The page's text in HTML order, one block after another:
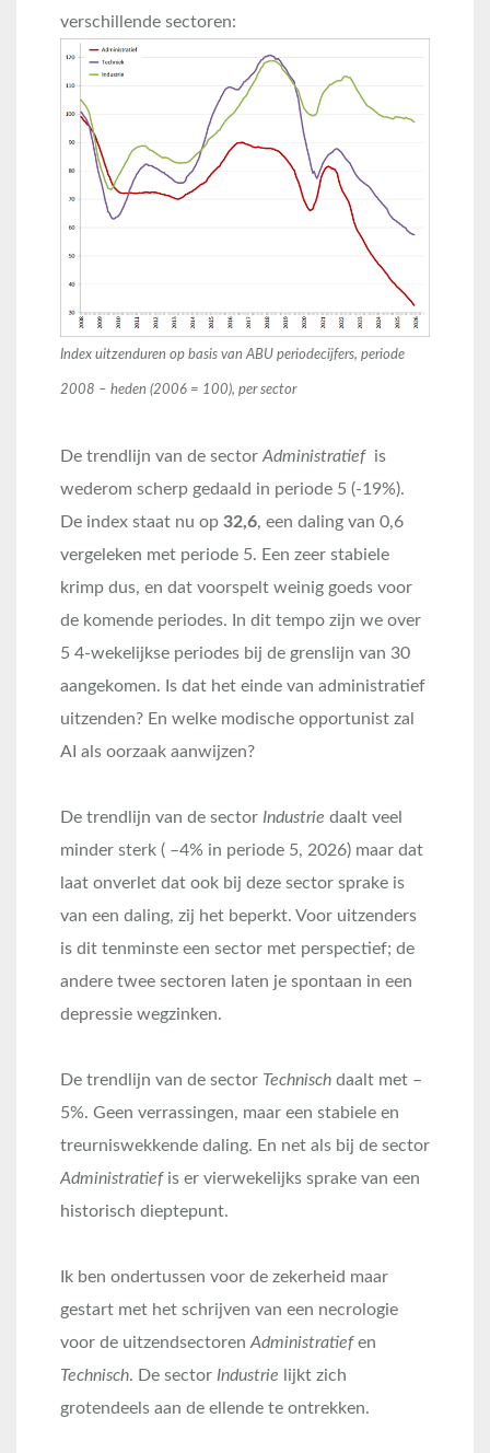
verschillende sectoren:
Index uitzenduren op basis van ABU periodecijfers, periode
2008 – heden (2006 = 100), per sector
De trendlijn van de sector Administratiefis
wederom scherp gedaald in periode 5 (-19%).
De index staat nu op 32,6, een daling van 0,6
vergeleken met periode 5. Een zeer stabiele
krimp dus, en dat voorspelt weinig goeds voor
de komende periodes. In dit tempo zijn we over
5 4-wekelijkse periodes bij de grenslijn van 30
aangekomen. Is dat het einde van administratief
uitzenden? En welke modische opportunist zal
AI als oorzaak aanwijzen?
De trendlijn van de sector Industrie daalt veel
minder sterk ( –4% in periode 5, 2026) maar dat
laat onverlet dat ook bij deze sector sprake is
van een daling, zij het beperkt. Voor uitzenders
is dit tenminste een sector met perspectief; de
andere twee sectoren laten je spontaan in een
depressie wegzinken.
De trendlijn van de sector Technisch daalt met –
5%. Geen verrassingen, maar een stabiele en
treurniswekkende daling. En net als bij de sector
Administratiefis er vierwekelijks sprake van een
historisch dieptepunt.
Ik ben ondertussen voor de zekerheid maar
gestart met het schrijven van een necrologie
voor de uitzendsectoren Administratiefen
Technisch. De sector Industrie lijkt zich
grotendeels aan de ellende te ontrekken.